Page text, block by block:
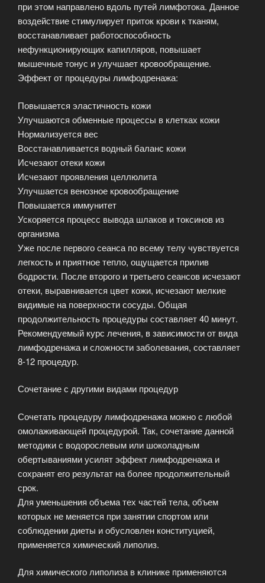
при этом направлено вдоль путей лимфотока. Данное
воздействие стимулирует приток крови к тканям,
восстанавливает работоспособность
нефункционирующих капилляров, повышает
мышечные тонус и улучшает кровообращение.
Эффект от процедуры лимфодренажа:
Повышается эластичность кожи
Улучшаются обменные процессы в клетках кожи
Нормализуется вес
Восстанавливается водный баланс кожи
Исчезают отеки кожи
Исчезают проявления целлюлита
Улучшается венозное кровообращение
Повышается иммунитет
Ускоряется процесс вывода шлаков и токсинов из
организма
Уже после первого сеанса по всему телу чувствуется
легкость и приятное тепло, ощущается прилив
бодрости. После второго и третьего сеансов исчезают
отеки, выравнивается цвет кожи, исчезают мелкие
видимые на поверхности сосуды. Общая
продолжительность процедуры составляет 40 минут.
Рекомендуемый курс лечения, в зависимости от вида
лимфодренажа и сложности заболевания, составляет
8-12 процедур.
Сочетание с другими видами процедур
Сочетать процедуру лимфодренажа можно с любой
омолаживающей процедурой. Так, сочетание данной
методики с водорослевым или шоколадным
обертываниями усилят эффект лимфодренажа и
сохранят его результат на более продолжительный
срок.
Для уменьшения объема тех частей тела, объем
которых не меняется при занятии спортом или
соблюдении диеты и обусловлен конституцией,
применяется химический липолиз.
Для химического липолиза в клинике применяются